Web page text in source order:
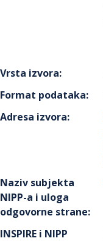
Vrsta izvora:
Format podataka:
Adresa izvora:
Naziv subjekta
NIPP-a i uloga
odgovorne strane:
INSPIRE i NIPP